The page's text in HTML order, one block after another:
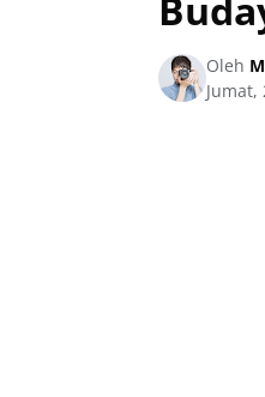
Oleh
Jumat,